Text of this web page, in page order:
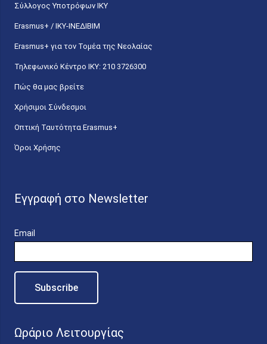
Σύλλογος Υποτρόφων ΙΚΥ
Erasmus+ / ΙΚΥ-ΙΝΕΔΙΒΙΜ
Erasmus+ για τον Τομέα της Νεολαίας
Τηλεφωνικό Κέντρο IKY: 210 3726300
Πώς θα μας βρείτε
Χρήσιμοι Σύνδεσμοι
Οπτική Ταυτότητα Erasmus+
Όροι Χρήσης
Εγγραφή στο Newsletter
Email
Ωράριο Λειτουργίας